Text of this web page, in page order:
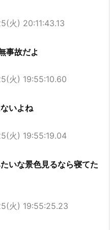
火) 20:11:43.13
事故だよ
火) 19:55:10.60
いよね
火) 19:55:19.04
いな景色見るなら寝てた
火) 19:55:25.23